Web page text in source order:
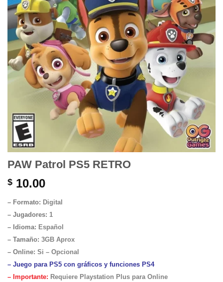
PAW Patrol PS5 RETRO
$ 10.00
– Formato: Digital
– Jugadores: 1
– Idioma: Español
– Tamaño: 3GB Aprox
– Online: Si – Opcional
– Juego para PS5 con gráficos y funciones PS4
– Importante: Requiere Playstation Plus para Online